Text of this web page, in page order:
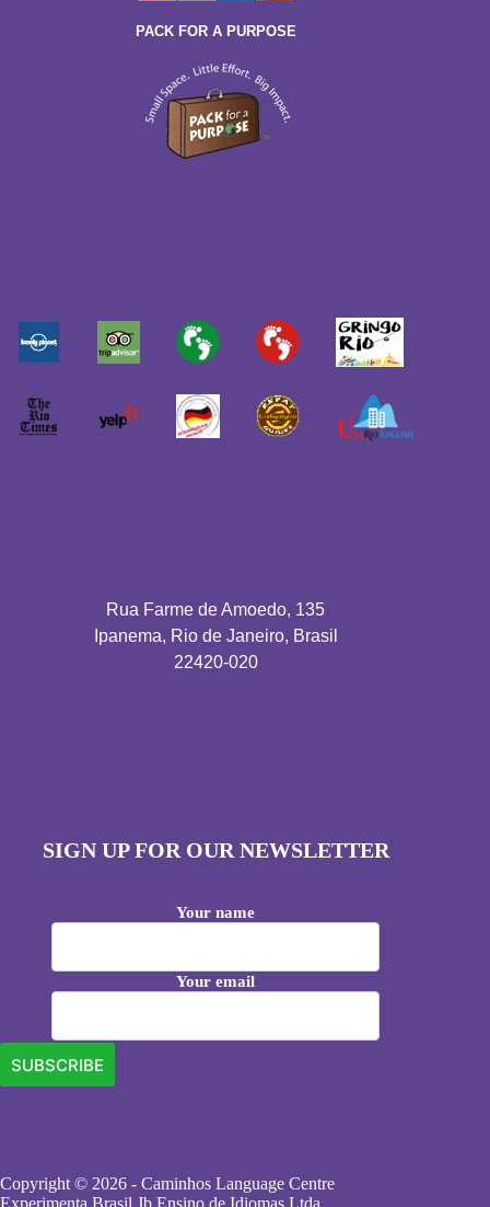
PACK FOR A PURPOSE
Rua Farme de Amoedo, 135
Ipanema, Rio de Janeiro, Brasil
22420-020
SIGN UP FOR OUR NEWSLETTER
Your name
Your email
Copyright © 2026 - Caminhos Language Centre
Experimenta Brasil Jb Ensino de Idiomas Ltda.